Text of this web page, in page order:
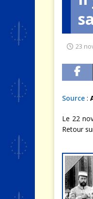
23
Source :
Le 22
Retour